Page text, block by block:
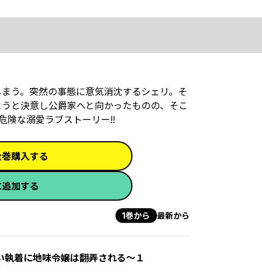
う。突然の事態に意気消沈するシェリ。そ
と決意し公爵家へと向かったものの、そこ
険な溺愛ラブストーリー!!
購入する
加する
1巻から 最新から
着に地味令嬢は翻弄される～１